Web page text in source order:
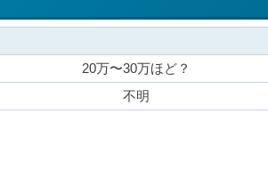
20万〜30万ほど？
不明